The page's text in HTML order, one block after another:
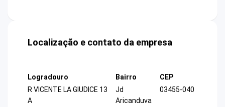
Localização e contato da empresa
Logradouro
R VICENTE LA GIUDICE 13
A
Bairro
Jd
Aricanduva
CEP
03455-040